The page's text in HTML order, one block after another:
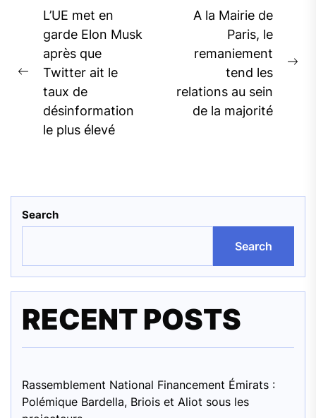
Post
navigation
Previous
post:
L’UE met en
garde Elon Musk
après que
Twitter ait le
taux de
désinformation
le plus élevé
A la Mairie de
Paris, le
remaniement
tend les
relations au sein
de la majorité
Search
Search
RECENT POSTS
Rassemblement National Financement Émirats :
Polémique Bardella, Briois et Aliot sous les